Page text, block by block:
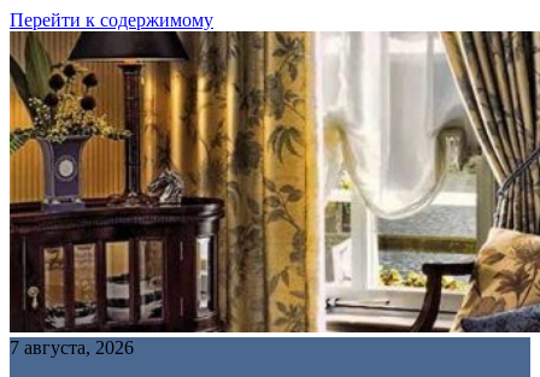
Перейти к содержимому
7 августа, 2026